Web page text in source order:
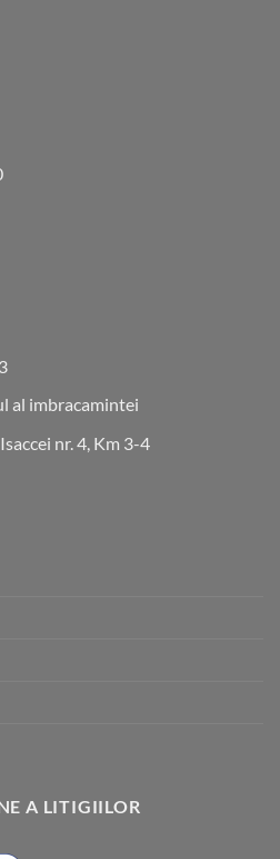
al imbracamintei
nr. 4, Km 3-4
A LITIGIILOR